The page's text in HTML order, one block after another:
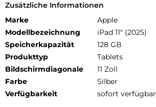
Zusätzliche Informationen
Marke
Apple
Modellbezeichnung
iPad 11" (2025)
Speicherkapazität
128 GB
Produkttyp
Tablets
Bildschirmdiagonale
11 Zoll
Farbe
Silber
Verfügbarkeit
sofort verfügbar